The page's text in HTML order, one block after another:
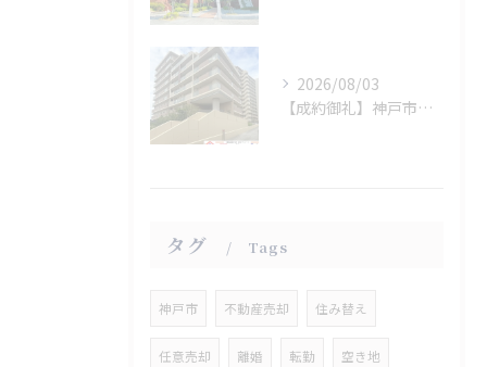
2026/08/03
【成約御礼】神戸市垂水区
タグ Tags
神戸市 不動産売却 住み替え
任意売却 離婚 転勤 空き地